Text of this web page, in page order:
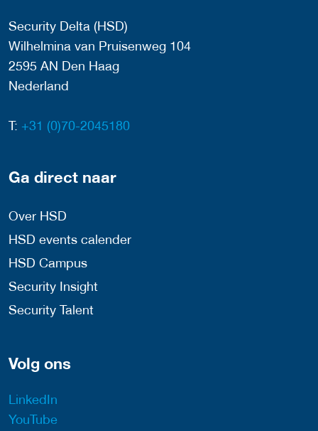
Security Delta (HSD)
Wilhelmina van Pruisenweg 104
2595 AN Den Haag
Nederland
T: +31 (0)70-2045180
Ga direct naar
Over HSD
HSD events calender
HSD Campus
Security Insight
Security Talent
Volg ons
LinkedIn
YouTube